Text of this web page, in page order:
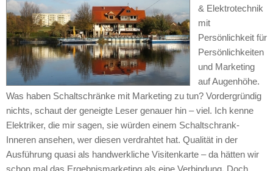
& Elektrotechnik
mit
Persönlichkeit für
Persönlichkeiten
und Marketing
auf Augenhöhe.
Was haben Schaltschränke mit Marketing zu tun? Vordergründig
nichts, schaut der geneigte Leser genauer hin – viel. Ich kenne
Elektriker, die mir sagen, sie würden einem Schaltschrank-
Inneren ansehen, wer diesen verdrahtet hat. Qualität in der
Ausführung quasi als handwerkliche Visitenkarte – da hätten wir
schon mal das Ergebnismarketing als eine Verbindung. Doch